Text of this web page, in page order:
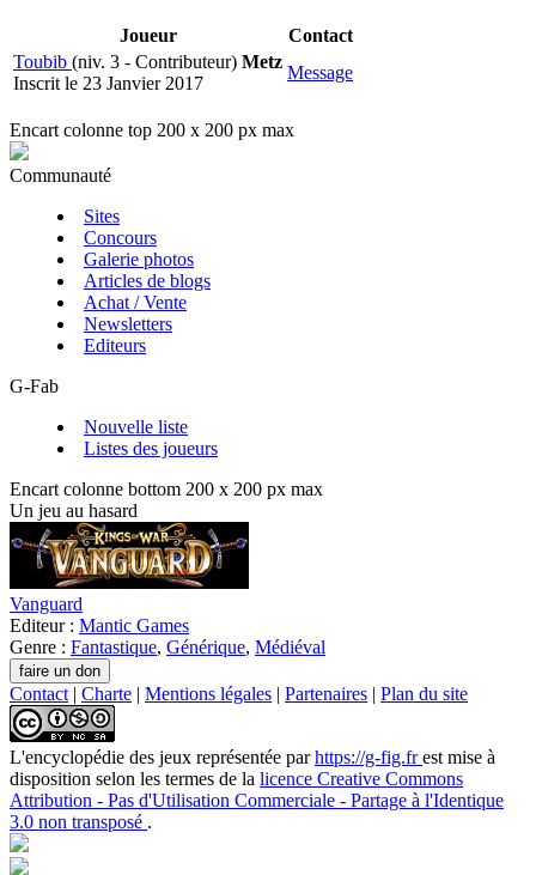
Joueur
Contact
Toubib (niv. 3 - Contributeur) Metz
Inscrit le 23 Janvier 2017
Message
Encart colonne top 200 x 200 px max
Communauté
Sites
Concours
Galerie photos
Articles de blogs
Achat / Vente
Newsletters
Editeurs
G-Fab
Nouvelle liste
Listes des joueurs
Encart colonne bottom 200 x 200 px max
Un jeu au hasard
Vanguard
Editeur : Mantic Games
Genre : Fantastique, Générique, Médiéval
Contact| Charte | Mentions légales | Partenaires | Plan du site
L'encyclopédie des jeux représentée parhttps://g-fig.frest mise à
disposition selon les termes de la licence Creative Commons
Attribution - Pas d'Utilisation Commerciale - Partage à l'Identique
3.0 non transposé .